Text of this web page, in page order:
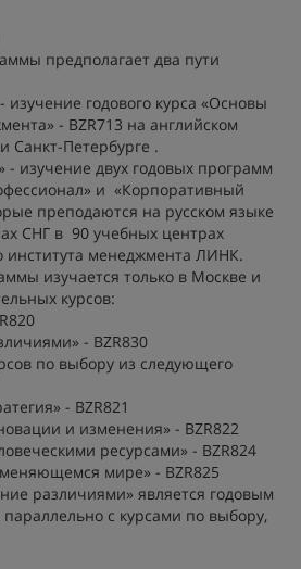
предполагает два пути
изучение годового курса «Основы
- BZR713 на английском
Санкт-Петербурге .
- изучение двух годовых программ
и «Корпоративный
преподаются на русском языке
СНГ в 90 учебных центрах
института менеджмента ЛИНК.
изучается только в Москве и
курсов:
- BZR830
по выбору из следующего
- BZR821
и изменения» - BZR822
ресурсами» - BZR824
мире» - BZR825
различиями» является годовым
параллельно с курсами по выбору,